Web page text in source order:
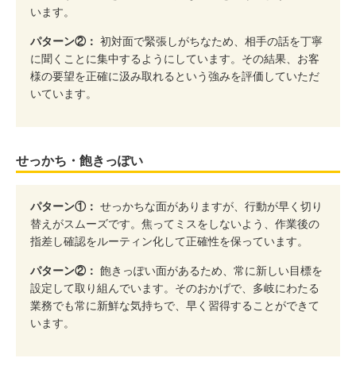
います。
パターン②： 初対面で緊張しがちなため、相手の話を丁寧
に聞くことに集中するようにしています。その結果、お客
様の要望を正確に汲み取れるという強みを評価していただ
いています。
せっかち・飽きっぽい
パターン①： せっかちな面がありますが、行動が早く切り
替えがスムーズです。焦ってミスをしないよう、作業後の
指差し確認をルーティン化して正確性を保っています。
パターン②： 飽きっぽい面があるため、常に新しい目標を
設定して取り組んでいます。そのおかげで、多岐にわたる
業務でも常に新鮮な気持ちで、早く習得することができて
います。